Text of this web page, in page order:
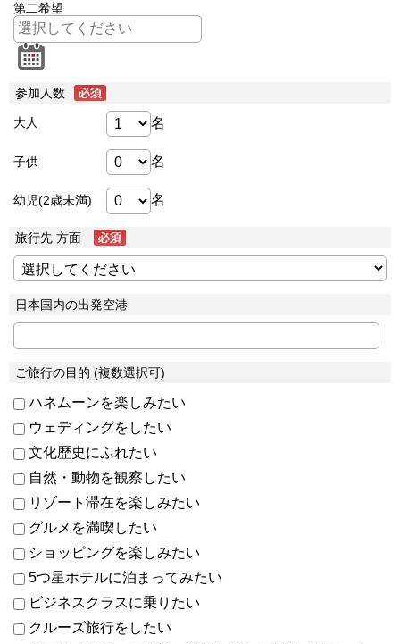
第二希望
参加人数
大人 名
子供 名
幼児(2歳未満) 名
旅行先 方面
日本国内の出発空港
ご旅行の目的 (複数選択可)
ハネムーンを楽しみたい
ウェディングをしたい
文化歴史にふれたい
自然・動物を観察したい
リゾート滞在を楽しみたい
グルメを満喫したい
ショッピングを楽しみたい
5つ星ホテルに泊まってみたい
ビジネスクラスに乗りたい
クルーズ旅行をしたい